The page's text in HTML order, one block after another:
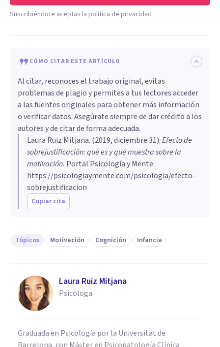
Suscribiéndote aceptas la política de privacidad
CÓMO CITAR ESTE ARTÍCULO
Al citar, reconoces el trabajo original, evitas
problemas de plagio y permites a tus lectores acceder
a las fuentes originales para obtener más información
o verificar datos. Asegúrate siempre de dar crédito a los
autores y de citar de forma adecuada.
Laura Ruiz Mitjana. (2019, diciembre 31).Efecto de
sobrejustificación: qué es y qué muestra sobre la
motivación. Portal Psicología y Mente.
https://psicologiaymente.com/psicologia/efecto-
sobrejustificacion
Copiar cita
Tópicos Motivación Cognición Infancia
Laura Ruiz Mitjana
Psicóloga
Graduada en Psicología por la Universitat de